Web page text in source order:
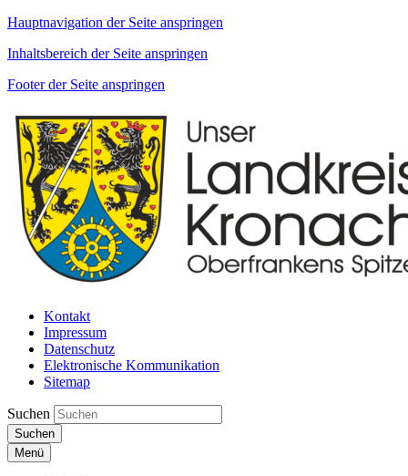
Hauptnavigation der Seite anspringen
Inhaltsbereich der Seite anspringen
Footer der Seite anspringen
Kontakt
Impressum
Datenschutz
Elektronische Kommunikation
Sitemap
Suchen
Suchen
Menü